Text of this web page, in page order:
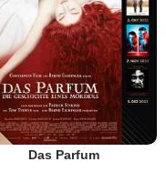
Das Parfum